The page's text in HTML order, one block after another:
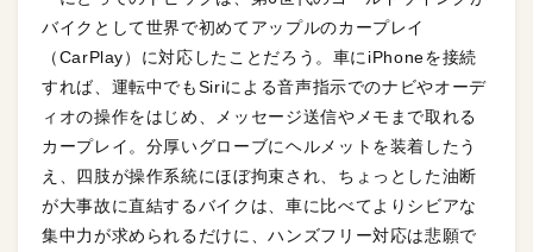
バイクとして世界で初めてアップルのカープレイ
（CarPlay）に対応したことだろう。車にiPhoneを接続
すれば、運転中でもSiriによる音声指示でのナビやオーデ
ィオの操作をはじめ、メッセージ送信やメモまで取れる
カープレイ。分厚いグローブにヘルメットを装着したう
え、四肢が操作系統にほぼ拘束され、ちょっとした油断
が大事故に直結するバイクは、車に比べてよりシビアな
集中力が求められるだけに、ハンズフリー対応は悲願で